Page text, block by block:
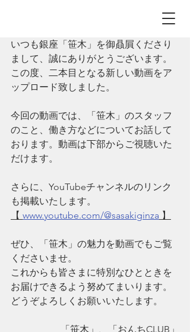
いつも銀座「笹木」を御贔屓くださり
まして、誠にありがとうございます。
この度、二本目となる新しい動画をア
ップロード致しました。
今回の動画では、「笹木」のスタッフ
のこと、働き方などについてお話して
おります。動画は下部からご視聴いた
だけます。
さらに、YouTubeチャンネルのリンク
も掲載いたします。
​【 www.youtube.com/@sasakiginza 】
ぜひ、「笹木」の魅力を動画でもご覧
くださいませ。
これからも皆さまに特別なひとときを
お届けできるよう努めてまいります。
どうぞよろしくお願いいたします。​​
「笹木」、「おんちCLUB」